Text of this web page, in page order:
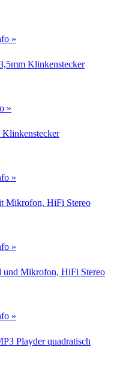
»
Klinkenstecker
»
»
Mikrofon, HiFi Stereo
»
und Mikrofon, HiFi Stereo
»
Playder quadratisch